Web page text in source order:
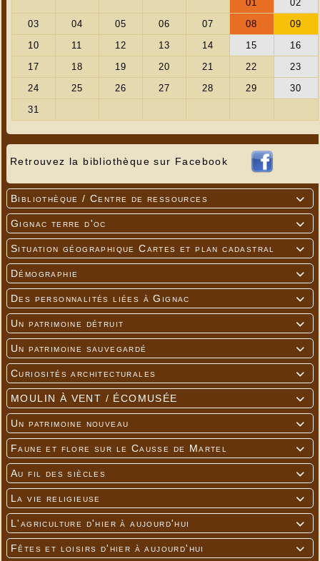
Retrouvez la bibliothèque sur Facebook

Bibliothèque / Centre de ressources

Gignac terre d'oc

Situation géographique Cartes et plan cadastral

Démographie

Des personnalités liées à Gignac

Un patrimoine détruit

Un patrimoine sauvegardé

Curiosités architecturales

MOULIN À VENT / ÉCOMUSÉE

Un patrimoine nouveau

Faune et flore sur le Causse de Martel

Au fil des siècles

La vie religieuse

L'agriculture d'hier à aujourd'hui

Fêtes et loisirs d'hier à aujourd'hui
Plus d'infos sur le site du rallye